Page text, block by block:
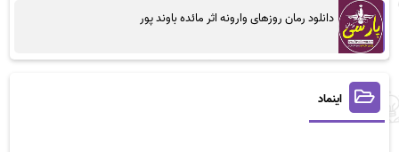
دانلود رمان روزهای وارونه اثر مائده باوند پور
اینماد